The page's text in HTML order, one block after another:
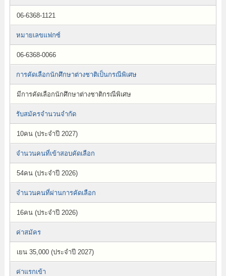
06-6368-1121
หมายเลขแฟกซ์
06-6368-0066
การคัดเลือกนักศึกษาต่างชาติเป็นกรณีพิเศษ
มีการคัดเลือกนักศึกษาต่างชาติกรณีพิเศษ
รับสมัครจำนวนจำกัด
10คน (ประจำปี 2027)
จำนวนคนที่เข้าสอบคัดเลือก
54คน (ประจำปี 2026)
จำนวนคนที่ผ่านการคัดเลือก
16คน (ประจำปี 2026)
ค่าสมัคร
เยน 35,000 (ประจำปี 2027)
ค่าแรกเข้า